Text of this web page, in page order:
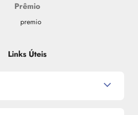
Prêmio
Links Úteis